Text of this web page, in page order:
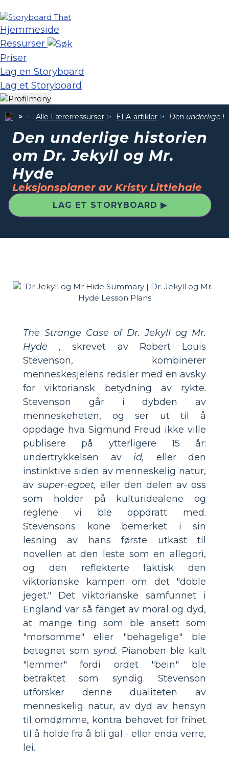
Hjemmeside
Ressurser
Priser
Lag en Storyboard
Lag et Storyboard
Alle Lærerressurser ELA-artikler Den underlige
Den underlige historien
om Dr. Jekyll og Mr.
Hyde
Leksjonsplaner av Kristy Littlehale
LAG ET STORYBOARD ▶
The Strange Case of Dr. Jekyll og Mr.
Hyde , skrevet av Robert Louis
Stevenson, kombinerer
menneskesjelens redsler med en avsky
for viktoriansk betydning av rykte.
Stevenson går i dybden av
menneskeheten, og ser ut til å
oppdage hva Sigmund Freud ikke ville
publisere på ytterligere 15 år:
undertrykkelsen av id, eller den
instinktive siden av menneskelig natur,
av super-egoet, eller den delen av oss
som holder på kulturidealene og
reglene vi ble oppdratt med.
Stevensons kone bemerket i sin
lesning av hans første utkast til
novellen at den leste som en allegori,
og den reflekterte faktisk den
viktorianske kampen om det "doble
jeget." Det viktorianske samfunnet i
England var så fanget av moral og dyd,
at mange ting som ble ansett som
"morsomme" eller "behagelige" ble
betegnet som synd. Pianoben ble kalt
"lemmer" fordi ordet "bein" ble
betraktet som syndig. Stevenson
utforsker denne dualiteten av
menneskelig natur, av dyd av hensyn
til omdømme, kontra behovet for frihet
til å holde fra å bli gal - eller enda verre,
lei.